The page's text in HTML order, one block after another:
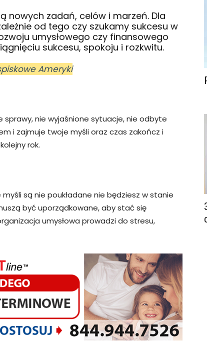
nowych zadań, celów i marzeń. Dla
od tego czy szukamy sukcesu w
umysłowego czy finansowego
sukcesu, spokoju i rozkwitu.
Ameryki
sprawy, nie wyjaśnione sytuacje, nie odbyte
i zajmuje twoje myśli oraz czas zakończ i
rok.
są nie poukładane nie będziesz w stanie
być uporządkowane, aby stać się
umysłowa prowadzi do stresu,